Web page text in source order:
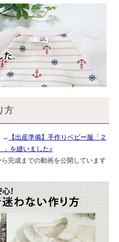
方
→
【出産準備】手作りベビー服「２
」を縫いました♪
完成までの動画を公開しています